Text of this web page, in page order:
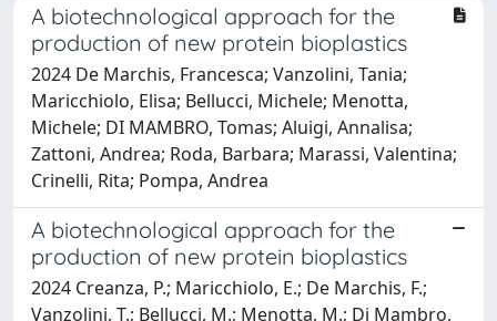
A biotechnological approach for the
production of new protein bioplastics
2024 De Marchis, Francesca; Vanzolini, Tania;
Maricchiolo, Elisa; Bellucci, Michele; Menotta,
Michele; DI MAMBRO, Tomas; Aluigi, Annalisa;
Zattoni, Andrea; Roda, Barbara; Marassi, Valentina;
Crinelli, Rita; Pompa, Andrea
A biotechnological approach for the
production of new protein bioplastics
2024 Creanza, P.; Maricchiolo, E.; De Marchis, F.;
Vanzolini, T.; Bellucci, M.; Menotta, M.; Di Mambro,